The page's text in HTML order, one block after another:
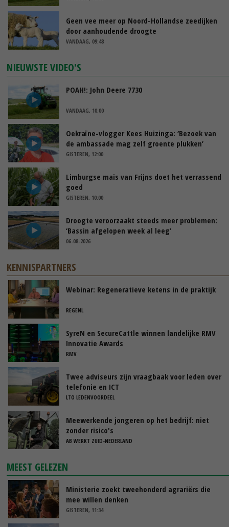
Geen vee meer op Noord-Hollandse zeedijken
door aanhoudende droogte
VANDAAG, 09:48
NIEUWSTE VIDEO'S
POAH!: John Deere 7730
VANDAAG, 10:00
Oekraïne-vlogger Kees Huizinga: ‘Bezoek van
de ambassade mag zelf groente plukken’
GISTEREN, 12:00
Limburgse mais van Frijns doet het verrassend
goed
GISTEREN, 10:00
Droogte veroorzaakt steeds meer problemen:
‘Bassin afgelopen week al leeg’
06-08-2026
KENNISPARTNERS
Webinar: Regeneratieve ketens in de praktijk
REGENL
SyreN en SecureCattle winnen landelijke RMV
Innovatie Awards
RMV
Twee adviseurs zijn vraagbaak voor leden over
telefonie en ICT
LTO LEDENVOORDEEL
Meewerkende jongeren op het bedrijf: niet
zonder risico's
AB WERKT ZUID-NEDERLAND
MEEST GELEZEN
Ministerie zoekt tweehonderd agrariërs die
mee willen denken
GISTEREN, 11:34